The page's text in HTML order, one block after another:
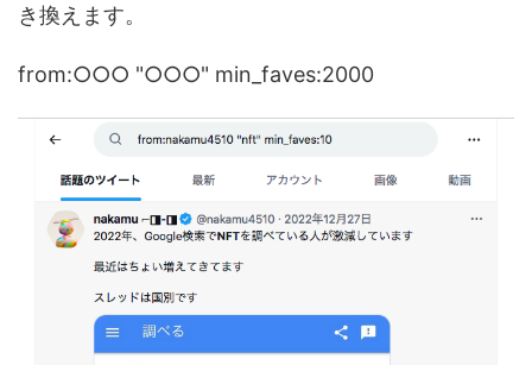
き換えます。
from:○○○ "○○○" min_faves:2000